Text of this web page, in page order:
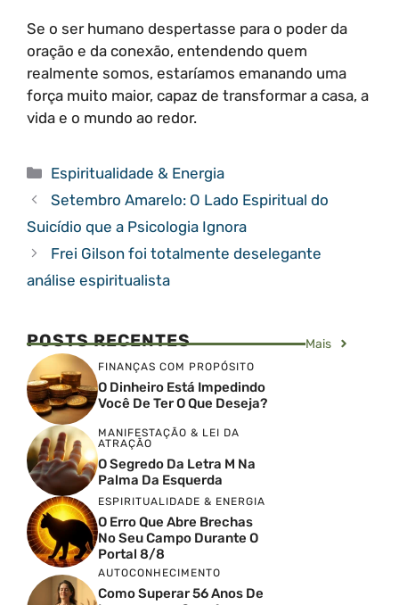
Se o ser humano despertasse para o poder da
oração e da conexão, entendendo quem
realmente somos, estaríamos emanando uma
força muito maior, capaz de transformar a casa, a
vida e o mundo ao redor.
Categorias
Espiritualidade & Energia
Setembro Amarelo: O Lado Espiritual do
Suicídio que a Psicologia Ignora
Frei Gilson foi totalmente deselegante
análise espiritualista
POSTS RECENTES Mais
FINANÇAS COM PROPÓSITO
O Dinheiro Está Impedindo
Você De Ter O Que Deseja?
MANIFESTAÇÃO & LEI DA
ATRAÇÃO
O Segredo Da Letra M Na
Palma Da Esquerda
ESPIRITUALIDADE & ENERGIA
O Erro Que Abre Brechas
No Seu Campo Durante O
Portal 8/8
AUTOCONHECIMENTO
Como Superar 56 Anos De